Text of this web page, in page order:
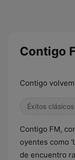
Contigo
Contigo
Éxitos clásicos
Contigo FM,
oyentes como
de encuentro